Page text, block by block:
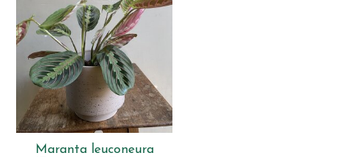
Maranta leuconeura